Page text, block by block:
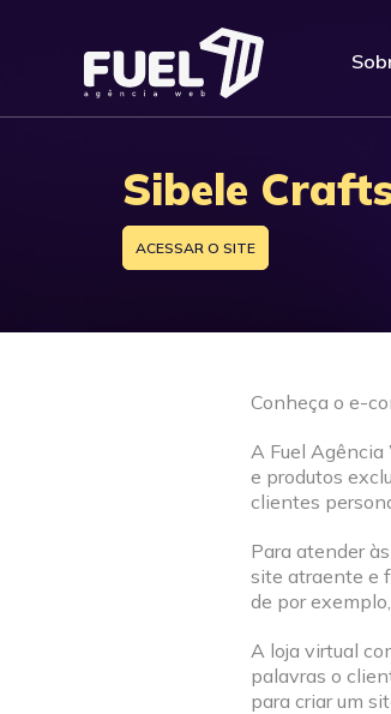
Sibele
ACESSAR O SITE
Conheça o e-
A Fuel
e produtos
clientes
Para atender
site atraente e
de por
A loja virtual
palavras o
para criar um